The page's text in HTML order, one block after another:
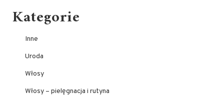
Kategorie
Inne
Uroda
Włosy
Włosy – pielęgnacja i rutyna